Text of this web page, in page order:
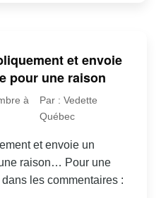
et envoie
pour une raison
à
Par : Vedette
Québec
et envoie un
raison… Pour une
les commentaires :